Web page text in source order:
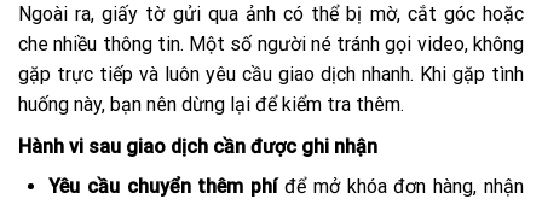
Ngoài ra, giấy tờ gửi qua ảnh có thể bị mờ, cắt góc hoặc
che nhiều thông tin. Một số người né tránh gọi video, không
gặp trực tiếp và luôn yêu cầu giao dịch nhanh. Khi gặp tình
huống này, bạn nên dừng lại để kiểm tra thêm.
Hành vi sau giao dịch cần được ghi nhận
Yêu cầu chuyển thêm phíđể mở khóa đơn hàng, nhận